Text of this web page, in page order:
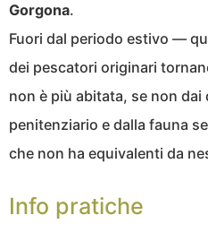
Gorgona.
Fuori dal periodo estivo —
dei pescatori originari
non è più abitata, se non
penitenziario e dalla fauna
che non ha equivalenti da
Info pratiche